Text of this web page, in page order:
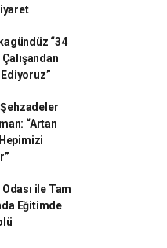
“34
Çalışandan
“Artan
ile Tam
Eğitimde